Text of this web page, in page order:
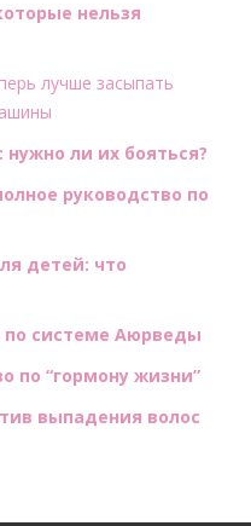
нельзя
лучше засыпать
ли их бояться?
руководство по
детей: что
по системе Аюрведы
по “гормону жизни”
выпадения волос